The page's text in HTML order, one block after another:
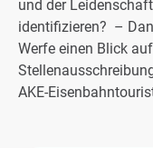
und der
identifizieren? –
Werfe einen Blick
AKE-